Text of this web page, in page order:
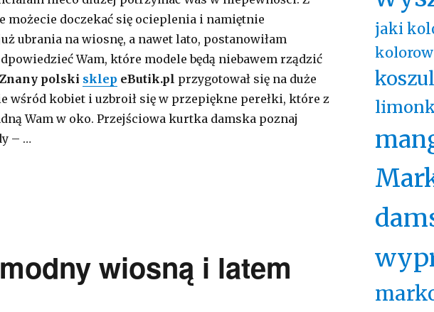
możecie doczekać się ocieplenia i namiętnie
ubrania na wiosnę, a nawet lato, postanowiłam
Wam, które modele będą niebawem rządzić
Znany polski sklep eButik.pl przygotował się na duże
wśród kobiet i uzbroił się w przepiękne perełki, które z
Wam w oko. Przejściowa kurtka damska poznaj
– …
wiosną i latem
jaki